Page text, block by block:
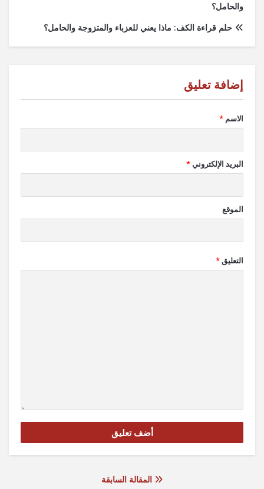
والحامل؟
حلم قراءة الكف: ماذا يعني للعزباء والمتزوجة والحامل؟
الاسم *
البريد الإلكتروني*
الموقع
التعليق*
المقالة السابقة